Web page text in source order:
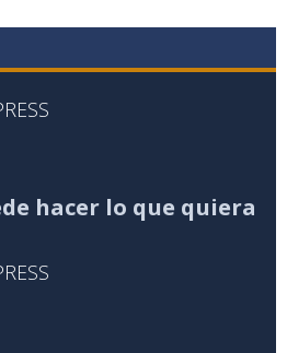
hacer lo que quiera